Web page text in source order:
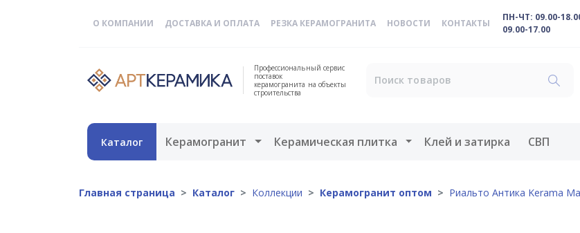
О КОМПАНИИ ДОСТАВКА И ОПЛАТА РЕЗКА КЕРАМОГРАНИТА НОВОСТИ КОНТАКТЫ
ПН-ЧТ: 09.00-
09.00-17.00
Профессиональный сервис
поставок
керамогранита на объекты
строительства
Каталог Керамогранит Открыть меню
Керамическая плитка Открыть меню
Клей и затирка СВП
Главная страница Каталог Коллекции Керамогранит оптом Риальто Антика Kerama